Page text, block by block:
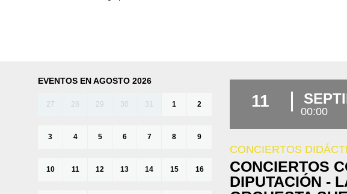
EVENTOS EN AGOSTO 2026
27 28 29 30 31 1 2
3 4 5 6 7 8 9
10 11 12 13 14 15 16
11
00:00
CONCIERTOS
CONCIERTOS
DIPUTACIÓN -